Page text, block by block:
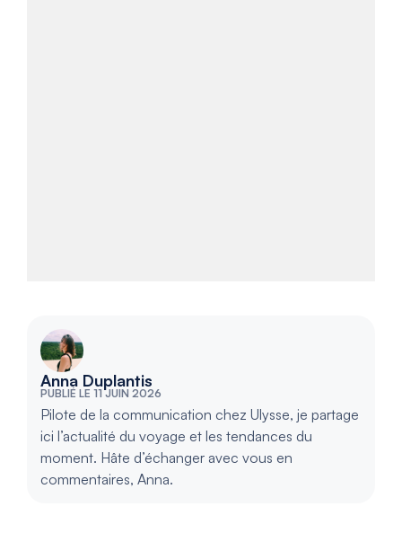
Anna Duplantis
PUBLIÉ LE 11 JUIN 2026
Pilote de la communication chez Ulysse, je partage
ici l’actualité du voyage et les tendances du
moment. Hâte d’échanger avec vous en
commentaires, Anna.